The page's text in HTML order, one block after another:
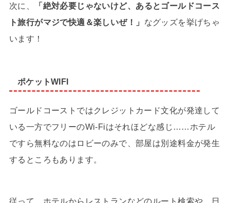
次に、
「絶対必要じゃないけど、あるとゴールドコース
ト旅行がマジで快適＆楽しいぜ！」 なグッズを挙げちゃ
います！
ポケットWIFI
ゴールドコーストではクレジットカード文化が発達して
いる一方でフリーのWi-Fiはそれほどな感じ……ホテル
ですら無料なのはロビーのみで、部屋は別途料金が発生
するところもあります。
従って、ホテルからレストランなどのルート検索や、日